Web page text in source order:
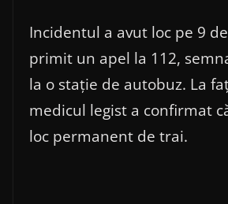
Incidentul a avut loc pe 9
primit un apel la 112,
la o stație de autobuz. La
medicul legist a confirmat
loc permanent de trai.